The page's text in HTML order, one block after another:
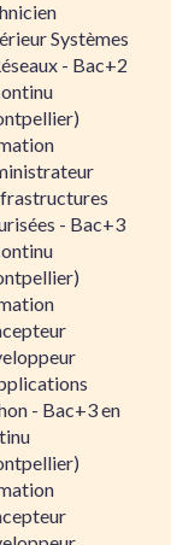
Systèmes
- Bac+2
- Bac+3
- Bac+3 en